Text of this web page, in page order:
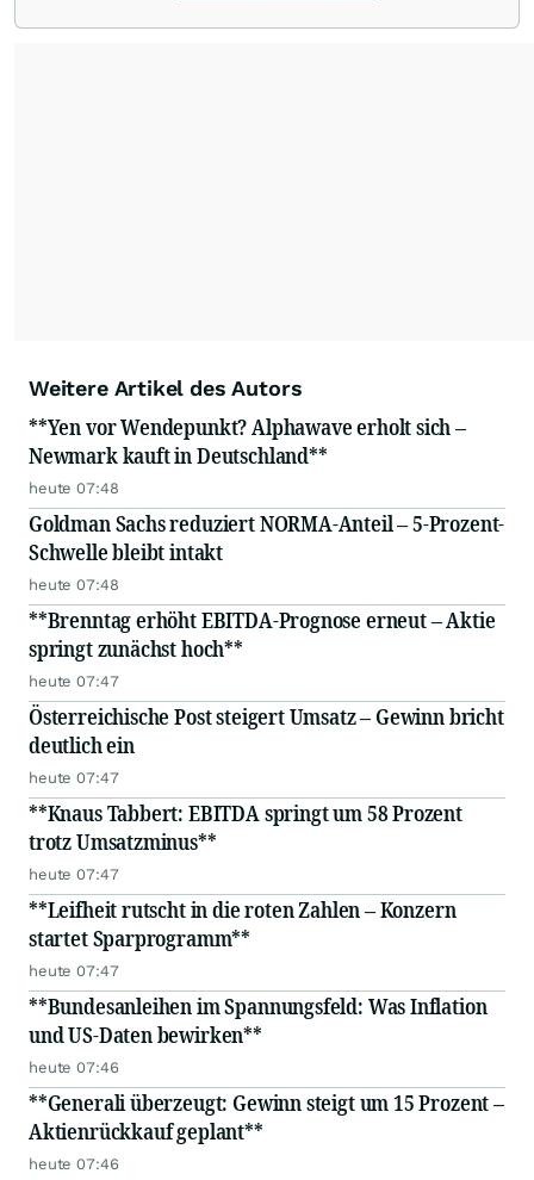
Weitere Artikel des Autors
**Yen vor Wendepunkt? Alphawave erholt sich –
Newmark kauft in Deutschland**
heute 07:48
Goldman Sachs reduziert NORMA-Anteil – 5-Prozent-
Schwelle bleibt intakt
heute 07:48
**Brenntag erhöht EBITDA-Prognose erneut – Aktie
springt zunächst hoch**
heute 07:47
Österreichische Post steigert Umsatz – Gewinn bricht
deutlich ein
heute 07:47
**Knaus Tabbert: EBITDA springt um 58 Prozent
trotz Umsatzminus**
heute 07:47
**Leifheit rutscht in die roten Zahlen – Konzern
startet Sparprogramm**
heute 07:47
**Bundesanleihen im Spannungsfeld: Was Inflation
und US-Daten bewirken**
heute 07:46
**Generali überzeugt: Gewinn steigt um 15 Prozent –
Aktienrückkauf geplant**
heute 07:46